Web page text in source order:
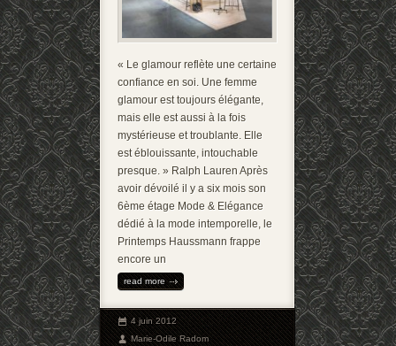
« Le glamour reflète une certaine
confiance en soi. Une femme
glamour est toujours élégante,
mais elle est aussi à la fois
mystérieuse et troublante. Elle
est éblouissante, intouchable
presque. » Ralph Lauren Après
avoir dévoilé il y a six mois son
6ème étage Mode & Elégance
dédié à la mode intemporelle, le
Printemps Haussmann frappe
encore un
read more
4 juin 2012
Marie-Odile Radom